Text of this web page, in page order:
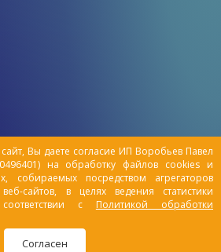
Вы даете согласие ИП Воробьев Павел
на обработку файлов cookies и
собираемых посредством агрегаторов
веб-сайтов, в целях ведения статистики
с Политикой обработки
Согласен